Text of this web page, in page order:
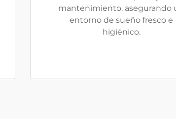
mantenimiento, asegurando
entorno de sueño fresco e
higiénico.